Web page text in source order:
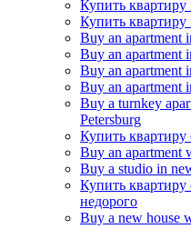
Купить
Купить квартиру
Buy an apartment
Buy an apartment
Buy an apartment
Buy an apartment
Buy a turnkey
Petersburg
Купить квартиру
Buy an apartment
Buy a studio in
Купить
недорого
Buy a new house